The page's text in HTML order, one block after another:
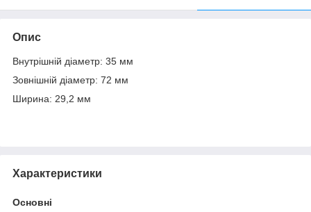
Опис
Внутрішній діаметр: 35 мм
Зовнішній діаметр: 72 мм
Ширина: 29,2 мм
Характеристики
Основні